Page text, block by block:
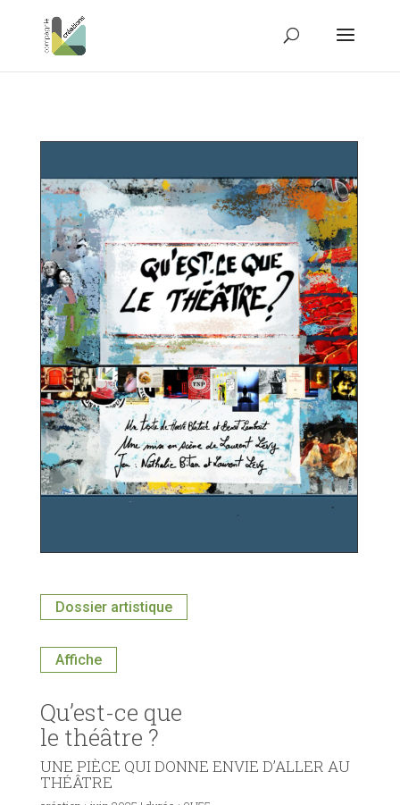
Dossier artistique
Affiche
Qu’est-ce que
le théâtre ?
UNE PIÈCE QUI DONNE ENVIE D’ALLER AU
THÉÂTRE